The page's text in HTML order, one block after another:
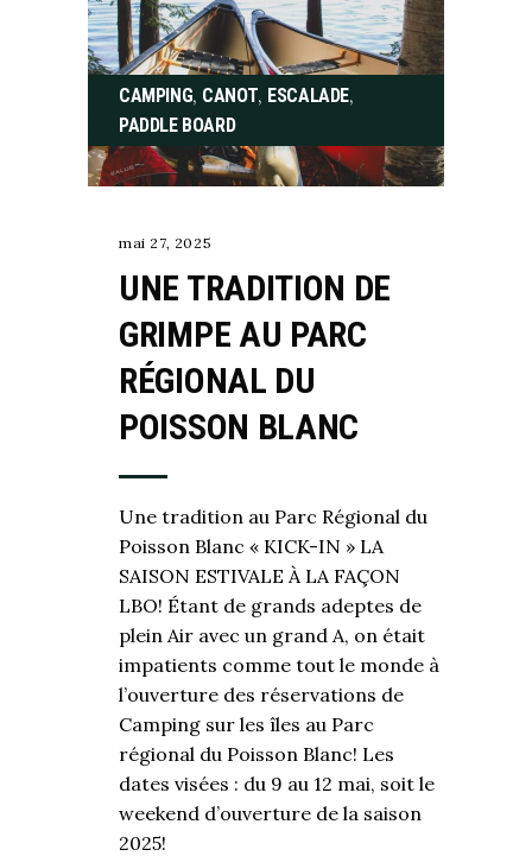
CAMPING, CANOT, ESCALADE,
PADDLE BOARD
mai 27, 2025
UNE TRADITION DE
GRIMPE AU PARC
RÉGIONAL DU
POISSON BLANC
Une tradition au Parc Régional du
Poisson Blanc « KICK-IN » LA
SAISON ESTIVALE À LA FAÇON
LBO! Étant de grands adeptes de
plein Air avec un grand A, on était
impatients comme tout le monde à
l’ouverture des réservations de
Camping sur les îles au Parc
régional du Poisson Blanc! Les
dates visées : du 9 au 12 mai, soit le
weekend d’ouverture de la saison
2025!